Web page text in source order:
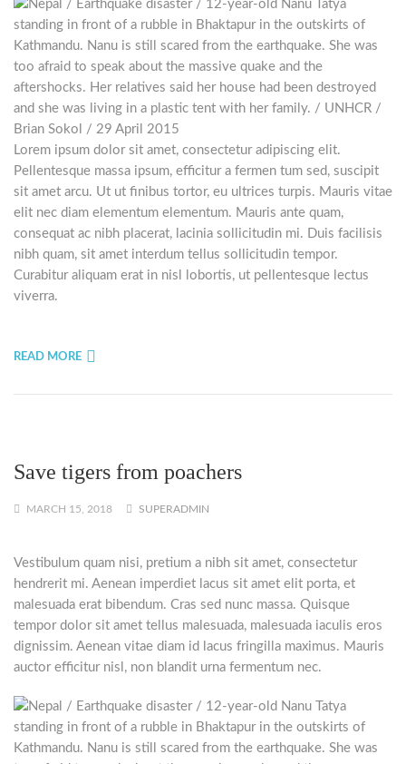
Lorem ipsum dolor sit amet, consectetur adipiscing elit.
Pellentesque massa ipsum, efficitur a fermen tum sed, suscipit
sit amet arcu. Ut ut finibus tortor, eu ultrices turpis. Mauris vitae
elit nec diam elementum elementum. Mauris ante quam,
consequat ac nibh placerat, lacinia sollicitudin mi. Duis facilisis
nibh quam, sit amet interdum tellus sollicitudin tempor.
Curabitur aliquam erat in nisl lobortis, ut pellentesque lectus
viverra.
READ MORE
Save tigers from poachers
MARCH 15, 2018 SUPERADMIN
Vestibulum quam nisi, pretium a nibh sit amet, consectetur
hendrerit mi. Aenean imperdiet lacus sit amet elit porta, et
malesuada erat bibendum. Cras sed nunc massa. Quisque
tempor dolor sit amet tellus malesuada, malesuada iaculis eros
dignissim. Aenean vitae diam id lacus fringilla maximus. Mauris
auctor efficitur nisl, non blandit urna fermentum nec.